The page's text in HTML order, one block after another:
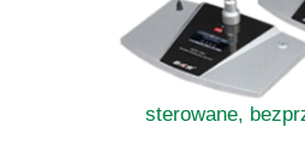
sterowane,